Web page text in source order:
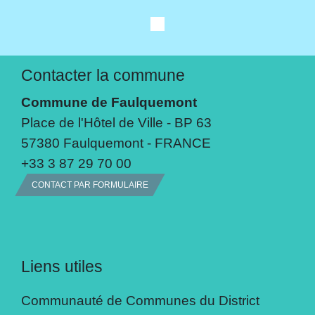
Contacter la commune
Commune de Faulquemont
Place de l'Hôtel de Ville - BP 63
57380 Faulquemont - FRANCE
+33 3 87 29 70 00
CONTACT PAR FORMULAIRE
Liens utiles
Communauté de Communes du District